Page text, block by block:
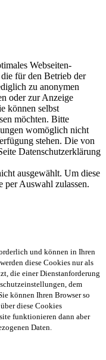
Webseiten-
für den Betrieb der
zu anonymen
oder zur Anzeige
können selbst
möchten. Bitte
womöglich nicht
stehen. Die von
Datenschutzerklärung
ausgewählt. Um diese
per Auswahl zulassen.
und können in Ihren
diese Cookies nur als
die einer Dienstanforderung
dem
können Ihren Browser so
diese Cookies
funktionieren dann aber
Daten.